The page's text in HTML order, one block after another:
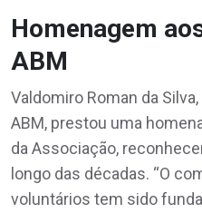
Homenagem
ABM
Valdomiro Roman da
ABM, prestou uma
da Associação,
longo das décadas. “O
voluntários tem sido